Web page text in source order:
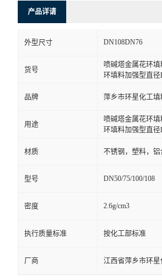
产品详请
外型尺寸 DN108DN76
货号
喷碱塔金属花环
环填料加强型直径
品牌 萍乡市环星化工填
用途
喷碱塔金属花环
环填料加强型直径
材质 不锈钢，塑料，铝
型号 DN50/75/100/108
密度 2.6g/cm3
执行质量标准 按化工部标准
厂商 江西省萍乡市环星